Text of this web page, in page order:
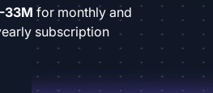
33M for monthly and
subscription